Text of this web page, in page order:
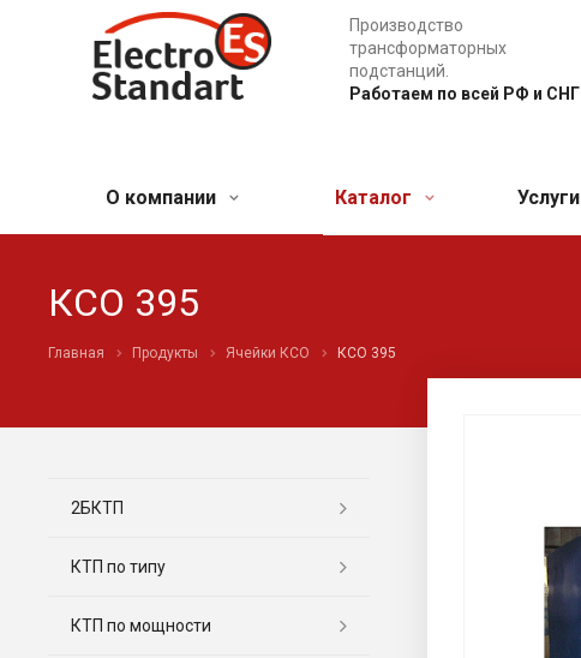
Производство
трансформаторных
подстанций.
Работаем по всей РФ и СНГ
О компании Каталог Услуги
КСО 395
Главная Продукты Ячейки КСО КСО 395
2БКТП
КТП по типу
КТП по мощности